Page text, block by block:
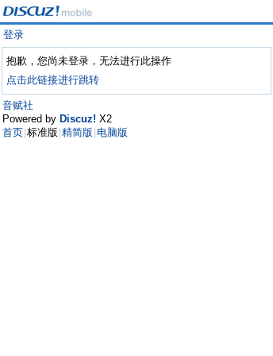
登录
抱歉，您尚未登录，无法进行此操作
点击此链接进行跳转
音赋社
Powered by Discuz! X2
首页 标准版 精简版 电脑版